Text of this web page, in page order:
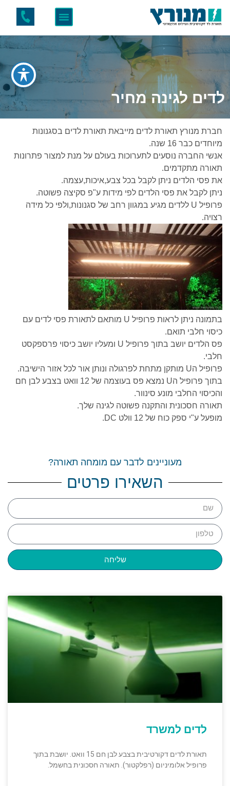
לדים לגינה מחיר
חברת מנורץ תאורת לדים מייבאת תאורת לדים בסגנונות
מיוחדים כבר 16 שנה.
אנשי החברה נוסעים לתערוכות בעולם על מנת למצור פתרונות
תאורה מתקדמים.
את פסי הלדים ניתן לקבל בכל צבע,איכות,עצמה.
ניתן לקבל את פסי הלדים לפי מידות ע"פ סקיצה פשוטה.
פרופיל U ללדים מגיע במגוון רחב של סגנונות,ולפי כל מידה
רצויה.
בתמונה ניתן לראות פרופיל U מותאם לתאורת פסי לדים עם
כיסוי חלבי תואם.
פס הלדים יושב בתוך פרופיל U ומעליו יושב כיסוי פרספקסט
חלבי.
פרופיל הU מותקן מתחת לפרגולה ונותן אור לכל אזור הישיבה.
בתוך פרופיל הU נמצא פס בעוצמה של 12 וואט בצבע לבן חם
והכיסוי החלבי מונע סינוור.
תאורה חסכונית והתקנה פשוטה לגינה שלך.
מופעל ע"י ספק כוח של 12 וולט DC.
מעוניינים לדבר עם מומחה תאורה?
השאירו פרטים
שליחה
לדים למשרד
תאורת לדים דקורטיבית בצבע לבן חם 15 וואט. יושבת בתוך
פרופיל אלומיניום (רפלקטור). תאורה חסכונית בחשמל.